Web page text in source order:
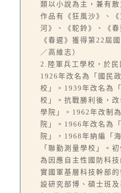
類以小說為主，兼有
作品有《狂風沙》、
河》、《駝鈴》、《
《春遲》獲得第22屆
／高維志）
2.陸軍兵工學校，於民
1926年改名為「國民
校」。1939年改名為
校」。抗戰勝利後，
學院」。1962年改制
院」。1966年改名為
院」，1968年納編「
「聯勤測量學校」。
為因應自主性國防科
實國軍基層科技幹部
設研究部博、碩士班